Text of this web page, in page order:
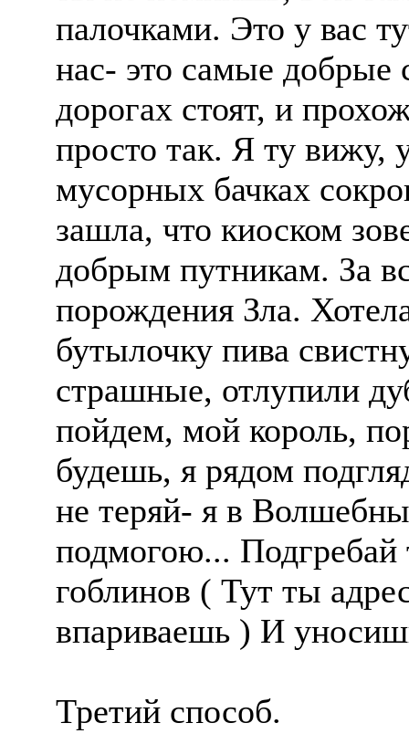
палочками. Это у вас
нас- это самые добрые
дорогах стоят, и
просто так. Я ту вижу,
мусорных бачках
зашла, что киоском
добрым путникам. За
порождения Зла.
бутылочку пива
страшные, отлупили
пойдем, мой король,
будешь, я рядом
не теряй- я в
подмогою... Подгребай
гоблинов ( Тут ты
впариваешь ) И
Третий способ.